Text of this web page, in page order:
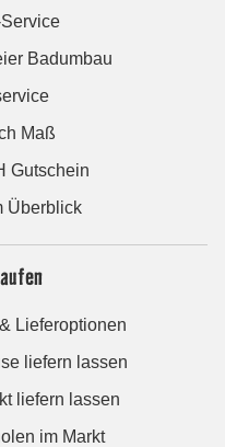
Badumbau
Maß
Gutschein
Überblick
Lieferoptionen
liefern lassen
liefern lassen
im Markt